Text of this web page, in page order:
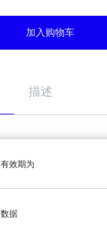
加入购物车
描述
有效期为
数据